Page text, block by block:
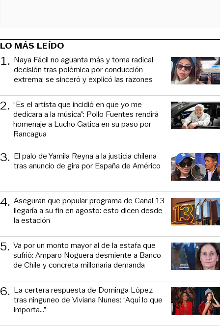
LO MÁS LEÍDO
1. Naya Fácil no aguanta más y toma radical
decisión tras polémica por conducción
extrema: se sinceró y explicó las razones
2. “Es el artista que incidió en que yo me
dedicara a la música”: Pollo Fuentes rendirá
homenaje a Lucho Gatica en su paso por
Rancagua
3. El palo de Yamila Reyna a la justicia chilena
tras anuncio de gira por España de Américo
4. Aseguran que popular programa de Canal 13
llegaría a su fin en agosto: esto dicen desde
la estación
5. Va por un monto mayor al de la estafa que
sufrió: Amparo Noguera desmiente a Banco
de Chile y concreta millonaria demanda
6. La certera respuesta de Dominga López
tras ninguneo de Viviana Nunes: “Aquí lo que
importa...”